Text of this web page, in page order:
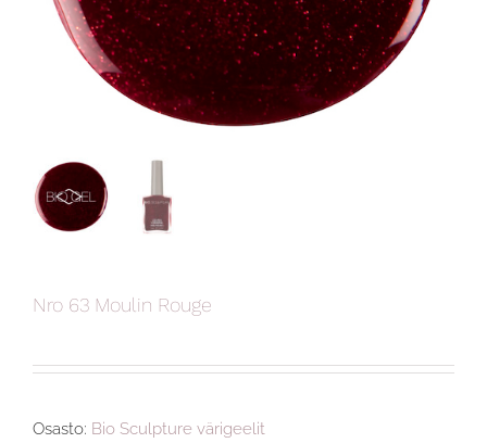
Nro 63 Moulin Rouge
Osasto: Bio Sculpture värigeelit